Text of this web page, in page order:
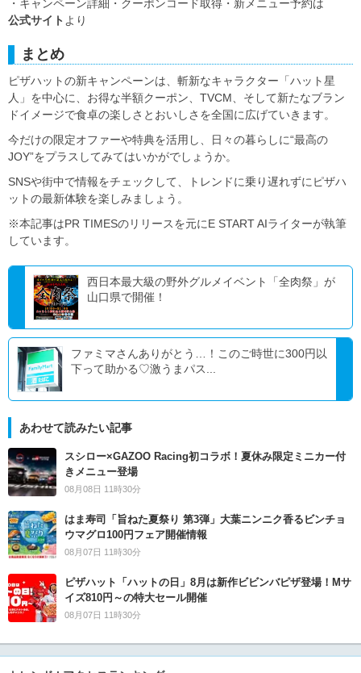
・キャンペーン詳細・クーポンコード取得・新メニュー予約は
公式サイト より
まとめ
ピザハットの新キャンペーンは、斬新なキャラクター「ハット星
人」を中心に、お得な半額クーポン、TVCM、そして新たなブラン
ドイメージで食卓の楽しさとおいしさを全国に広げていきます。
今だけの限定オファーや特典を活用し、日々の暮らしに“最高の
JOY”をプラスしてみてはいかがでしょうか。
SNSや街中で情報をチェックして、トレンドに乗り遅れずにピザハ
ットの最新体験を楽しみましょう。
※本記事はPR TIMESのリリースを元にE START AIライターが執筆
しています。
西日本最大級の野外グルメイベント「全肉祭」が
山口県で開催！
ファミマさんありがとう…！このご時世に300円以
下って助かる♡激うまパス...
あわせて読みたい記事
スシロー×GAZOO Racing初コラボ！夏休み限定ミニカー付
きメニュー登場
08月08日 11時30分
はま寿司「旨ねた夏祭り 第3弾」大葉ニンニク香るビンチョ
ウマグロ100円フェア開催情報
08月07日 11時30分
ピザハット「ハットの日」8月は新作ビビンバピザ登場！Mサ
イズ810円～の特大セール開催
08月07日 11時30分